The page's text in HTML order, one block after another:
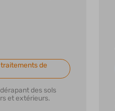
de
des sols
et extérieurs.